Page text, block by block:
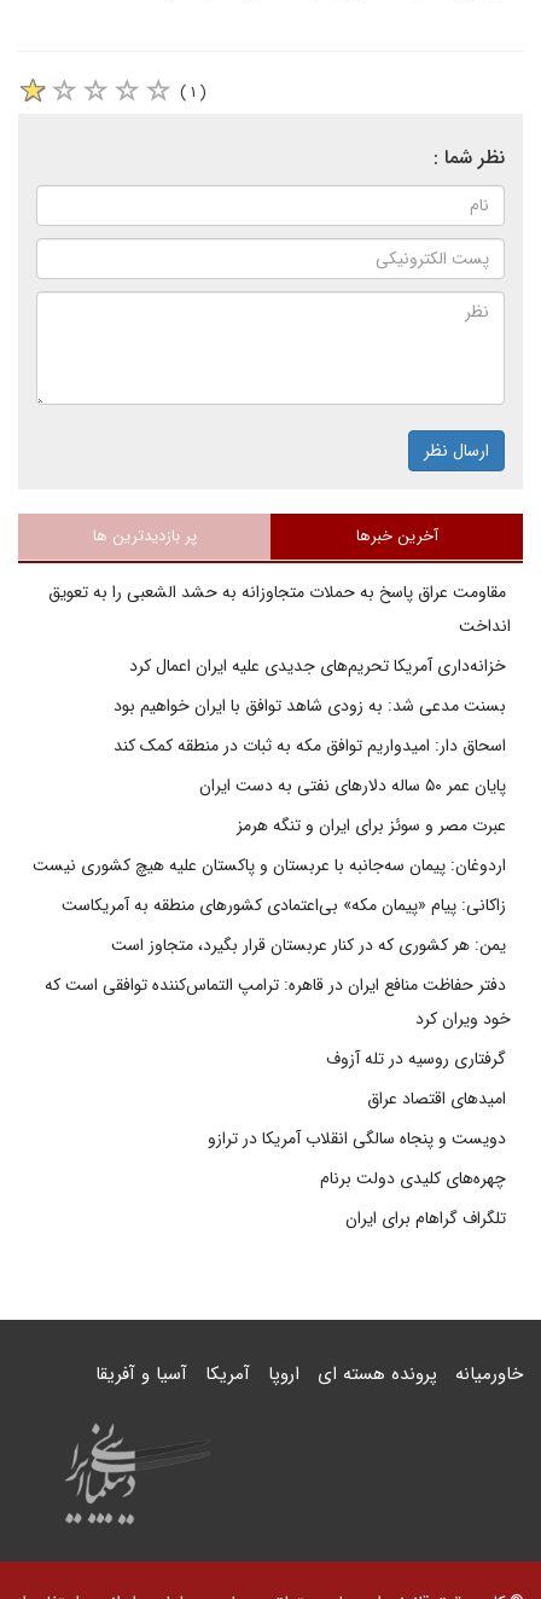
( ۱ )
نظر شما :
ارسال نظر
آخرین خبرها پر بازدیدترین ها
مقاومت عراق پاسخ به حملات متجاوزانه به حشد الشعبی را به تعویق
انداخت
خزانه‌داری آمریکا تحریم‌های جدیدی علیه ایران اعمال کرد
بسنت مدعی شد: به زودی شاهد توافق با ایران خواهیم بود
اسحاق دار: امیدواریم توافق مکه به ثبات در منطقه کمک کند
پایان عمر ۵۰ ساله دلارهای نفتی به دست ایران
عبرت مصر و سوئز برای ایران و تنگه هرمز
اردوغان: پیمان سه‌جانبه با عربستان و پاکستان علیه هیچ کشوری نیست
زاکانی: پیام «پیمان مکه» بی‌اعتمادی کشورهای منطقه به آمریکاست
یمن: هر کشوری که در کنار عربستان قرار بگیرد، متجاوز است
دفتر حفاظت منافع ایران در قاهره: ترامپ التماس‌کننده توافقی است که
خود ویران کرد
گرفتاری روسیه در تله آزوف
امیدهای اقتصاد عراق
دویست و پنجاه سالگی انقلاب آمریکا در ترازو
چهره‌های کلیدی دولت برنام
تلگراف گراهام برای ایران
خاورمیانه پرونده هسته ای اروپا آمریکا آسیا و آفریقا